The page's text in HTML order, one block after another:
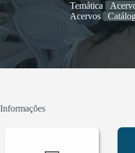
Temática
Acervos
Informações